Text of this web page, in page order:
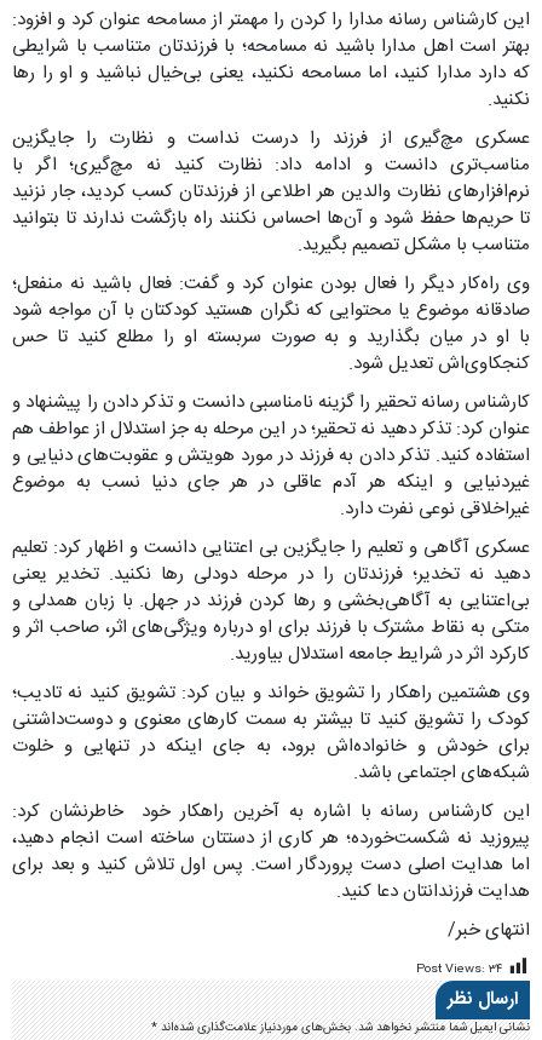
این کارشناس رسانه مدارا را کردن را مهمتر از مسامحه عنوان کرد و افزود:
بهتر است اهل مدارا باشید نه مسامحه؛ با فرزندتان متناسب با شرایطی
که دارد مدارا کنید، اما مسامحه نکنید، یعنی بی‌خیال نباشید و او را رها
نکنید.
عسکری مچ‌گیری از فرزند را درست نداست و نظارت را جایگزین
مناسب‌تری دانست و ادامه داد: نظارت کنید نه مچ‌گیری؛ اگر با
نرم‌افزارهای نظارت والدین هر اطلاعی از فرزندتان کسب کردید، جار نزنید
تا حریم‌ها حفظ شود و آن‌ها احساس نکنند راه بازگشت ندارند تا بتوانید
متناسب با مشکل تصمیم بگیرید.
وی راه‌کار دیگر را فعال بودن عنوان کرد و گفت: فعال باشید نه منفعل؛
صادقانه موضوع یا محتوایی که نگران هستید کودکتان با آن مواجه شود
با او در میان بگذارید و به صورت سربسته او را مطلع کنید تا حس
کنجکاوی‌اش تعدیل شود.
کارشناس رسانه تحقیر را گزینه نامناسبی دانست و تذکر دادن را پیشنهاد و
عنوان کرد: تذکر دهید نه تحقیر؛ در این مرحله به جز استدلال از عواطف هم
استفاده کنید. تذکر دادن به فرزند در مورد هویتش و عقوبت‌های دنیایی و
غیردنیایی و اینکه هر آدم عاقلی در هر جای دنیا نسب به موضوع
غیراخلاقی نوعی نفرت دارد.
عسکری آگاهی و تعلیم را جایگزین بی اعتنایی دانست و اظهار کرد: تعلیم
دهید نه تخدیر؛ فرزندتان را در مرحله دودلی رها نکنید. تخدیر یعنی
بی‌اعتنایی به آگاهی‌بخشی و رها کردن فرزند در جهل. با زبان همدلی و
متکی به نقاط مشترک با فرزند برای او درباره ویژگی‌های اثر، صاحب اثر و
کارکرد اثر در شرایط جامعه استدلال بیاورید.
وی هشتمین راهکار را تشویق خواند و بیان کرد: تشویق کنید نه تادیب؛
کودک را تشویق کنید تا بیشتر به سمت کارهای معنوی و دوست‌داشتنی
برای خودش و خانواده‌اش برود، به جای اینکه در تنهایی و خلوت
شبکه‌های اجتماعی باشد.
این کارشناس رسانه با اشاره به آخرین راهکار خود خاطرنشان کرد:
پیروزید نه شکست‌خورده؛ هر کاری از دستتان ساخته است انجام دهید،
اما هدایت اصلی دست پروردگار است. پس اول تلاش کنید و بعد برای
هدایت فرزندانتان دعا کنید.
انتهای خبر/
Post Views: ۳۴
ارسال نظر
نشانی ایمیل شما منتشر نخواهد شد.بخش‌های موردنیاز علامت‌گذاری شده‌اند*